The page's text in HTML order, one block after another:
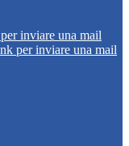
inviare una mail
per inviare una mail